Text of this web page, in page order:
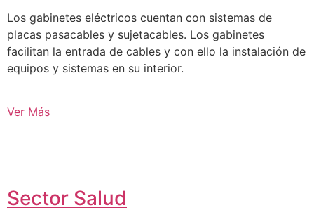
Los gabinetes eléctricos cuentan con sistemas de
placas pasacables y sujetacables. Los gabinetes
facilitan la entrada de cables y con ello la instalación de
equipos y sistemas en su interior.
Ver Más
Sector Salud